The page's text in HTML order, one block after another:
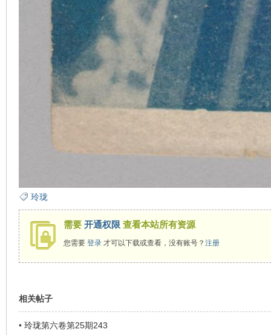
玲珑
需要 开通权限 查看本站所有资源
您需要 登录才可以下载或查看，没有账号？ 注册
相关帖子
• 玲珑第六卷第25期243